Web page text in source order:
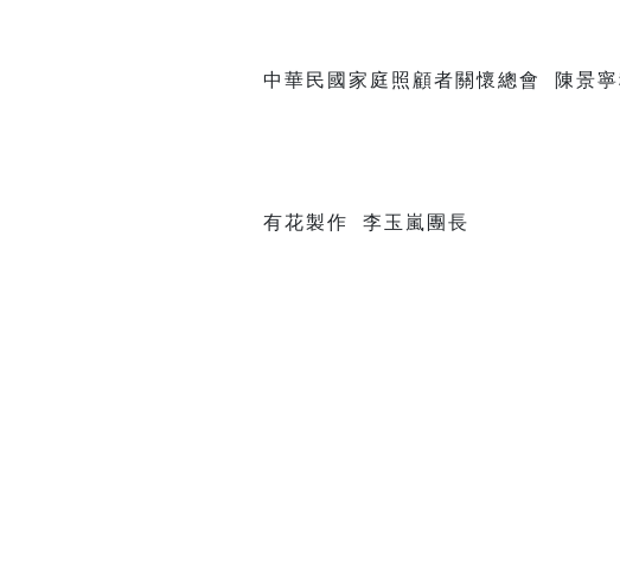
中華民國家庭照顧者關懷總會 陳景寧
有花製作 李玉嵐團長